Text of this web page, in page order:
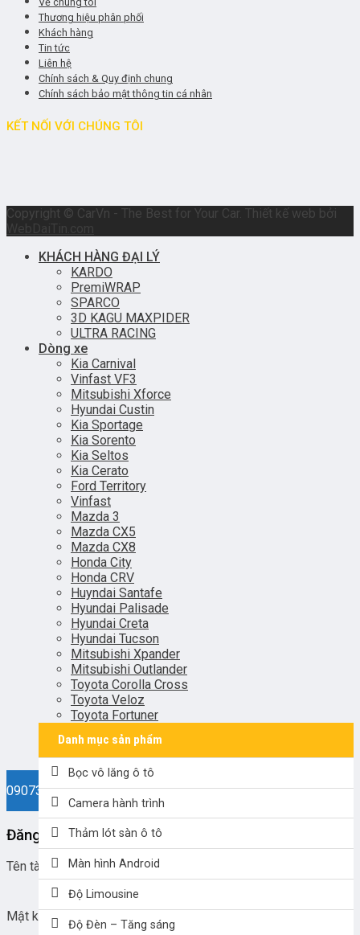
Thương hiệu phân phối
Khách hàng
Tin tức
Liên hệ
Chính sách & Quy định chung
Chính sách bảo mật thông tin cá nhân
KẾT NỐI VỚI CHÚNG TÔI
Copyright © CarVn - The Best for Your Car. Thiết kế web bởi
WebDaiTin.com
KHÁCH HÀNG ĐẠI LÝ
KARDO
PremiWRAP
SPARCO
3D KAGU MAXPIDER
ULTRA RACING
Dòng xe
Kia Carnival
Vinfast VF3
Mitsubishi Xforce
Hyundai Custin
Kia Sportage
Kia Sorento
Kia Seltos
Kia Cerato
Ford Territory
Vinfast
Mazda 3
Mazda CX5
Mazda CX8
Honda City
Honda CRV
Huyndai Santafe
Hyundai Palisade
Hyundai Creta
Hyundai Tucson
Mitsubishi Xpander
Mitsubishi Outlander
Toyota Corolla Cross
Toyota Veloz
Toyota Fortuner
Danh mục sản phẩm
Bọc vô lăng ô tô
Camera hành trình
Thảm lót sàn ô tô
Màn hình Android
Độ Limousine
Độ Đèn – Tăng sáng
0907330038
Đăng nhập
Tên tài khoản hoặc địa chỉ email
Mật khẩu